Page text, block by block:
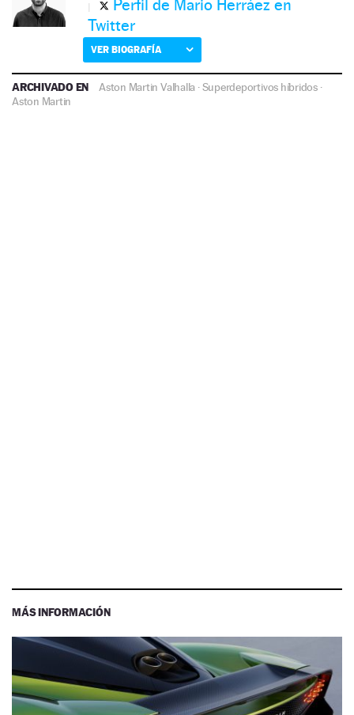
Perfil de Mario Herráez en
Twitter
VER BIOGRAFÍA
ARCHIVADO EN Aston Martin Valhalla ·Superdeportivos híbridos·
Aston Martin
MÁS INFORMACIÓN